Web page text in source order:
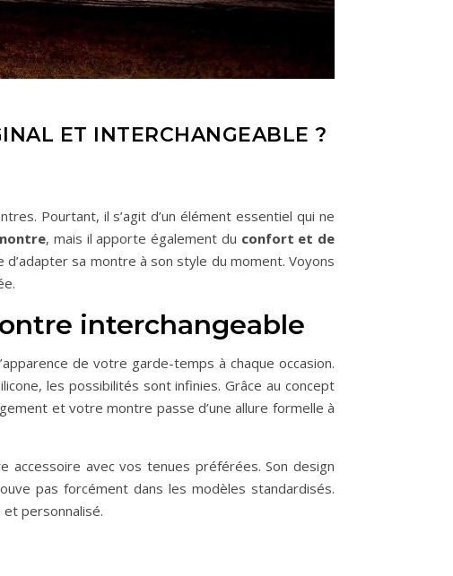
ET INTERCHANGEABLE ?
Pourtant, il s’agit d’un élément essentiel qui ne
, mais il apporte également du confort et de
sa montre à son style du moment. Voyons
interchangeable
de votre garde-temps à chaque occasion.
les possibilités sont infinies. Grâce au concept
et votre montre passe d’une allure formelle à
accessoire avec vos tenues préférées. Son design
pas forcément dans les modèles standardisés.
personnalisé.